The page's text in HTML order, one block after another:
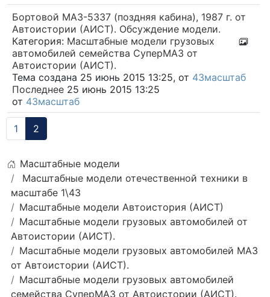
Бортовой МАЗ-5337 (поздняя кабина), 1987 г. от
Автоистории (АИСТ). Обсуждение модели.
Категория: Масштабные модели грузовых
автомобилей семейства СуперМАЗ от
Автоистории (АИСТ).
Тема создана 25 июнь 2015 13:25, от 43масштаб
Последнее 25 июнь 2015 13:25
от 43масштаб
1 2
Масштабные модели
Масштабные модели отечественной техники в
масштабе 1\43
Масштабные модели Автоистория (АИСТ)
Масштабные модели грузовых автомобилей от
Автоистории (АИСТ).
Масштабные модели грузовых автомобилей МАЗ
от Автоистории (АИСТ).
Масштабные модели грузовых автомобилей
семейства СуперМАЗ от Автоистории (АИСТ).